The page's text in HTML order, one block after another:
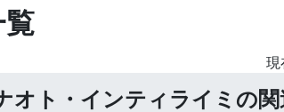
覧
現
オト・インティライミの関